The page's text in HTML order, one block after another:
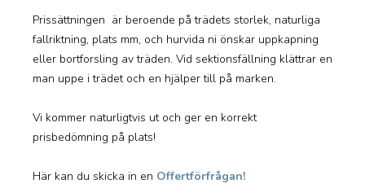
Prissättningen är beroende på trädets storlek, naturliga
fallriktning, plats mm, och hurvida ni önskar uppkapning
eller bortforsling av träden. Vid sektionsfällning klättrar en
man uppe i trädet och en hjälper till på marken.
Vi kommer naturligtvis ut och ger en korrekt
prisbedömning på plats!
Här kan du skicka in en Offertförfrågan!